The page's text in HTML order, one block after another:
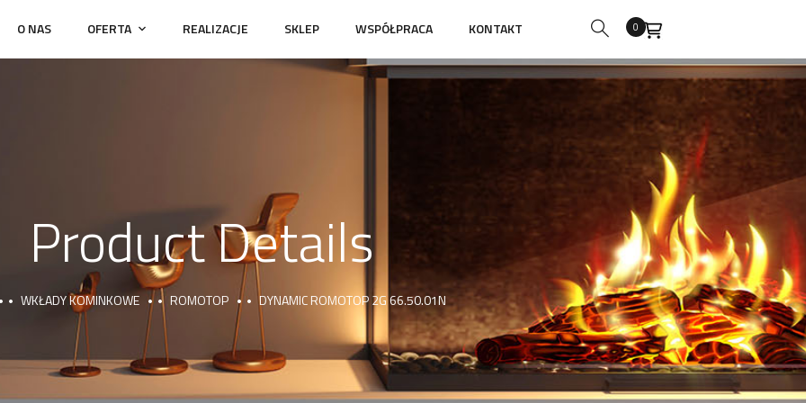
O NAS OFERTA REALIZACJE SKLEP WSPÓŁPRACA KONTAKT 0
Product Details
WKŁADY KOMINKOWE ROMOTOP DYNAMIC ROMOTOP 2G 66.50.01N